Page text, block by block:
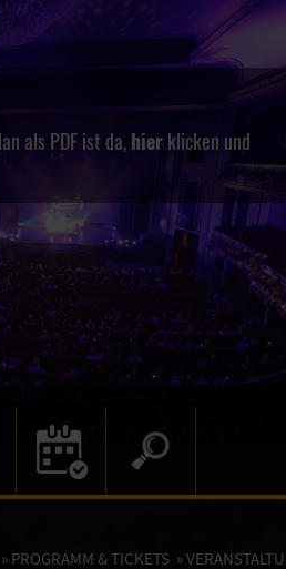
als PDF ist da,hierklicken und
» PROGRAMM & TICKETS »